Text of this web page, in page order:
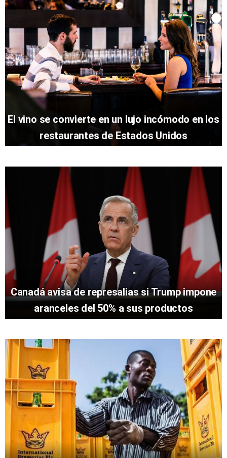
El vino se convierte en un lujo incómodo en los
restaurantes de Estados Unidos
Canadá avisa de represalias si Trump impone
aranceles del 50% a sus productos